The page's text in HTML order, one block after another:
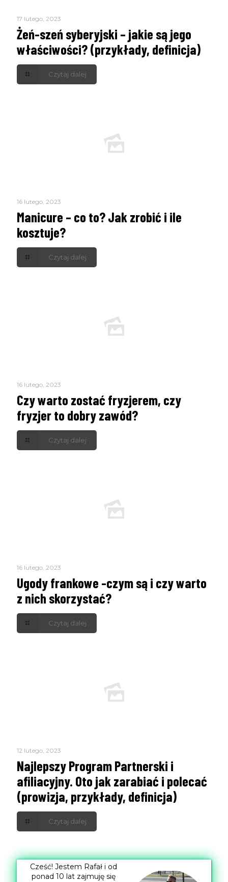
17 lutego, 2023
Żeń-szeń syberyjski – jakie są jego
właściwości? (przykłady, definicja)
Czytaj dalej
16 lutego, 2023
Manicure – co to? Jak zrobić i ile
kosztuje?
Czytaj dalej
16 lutego, 2023
Czy warto zostać fryzjerem, czy
fryzjer to dobry zawód?
Czytaj dalej
16 lutego, 2023
Ugody frankowe -czym są i czy warto
z nich skorzystać?
Czytaj dalej
12 lutego, 2023
Najlepszy Program Partnerski i
afiliacyjny. Oto jak zarabiać i polecać
(prowizja, przykłady, definicja)
Czytaj dalej
Cześć! Jestem Rafał i od
ponad 10 lat zajmuję się